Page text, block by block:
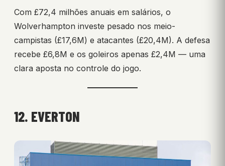
Com £72,4 milhões anuais em salários, o
Wolverhampton investe pesado nos meio-
campistas (£17,6M) e atacantes (£20,4M). A defesa
recebe £6,8M e os goleiros apenas £2,4M — uma
clara aposta no controle do jogo.
12. EVERTON